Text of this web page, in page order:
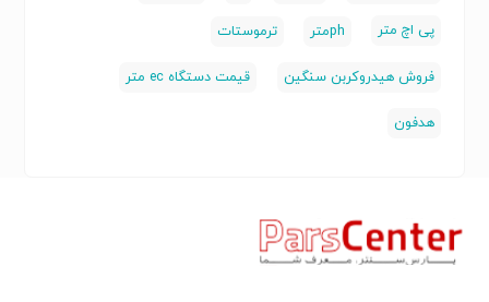
پی اچ متر phمتر ترموستات
فروش هیدروکربن سنگین قیمت دستگاه ec متر
هدفون